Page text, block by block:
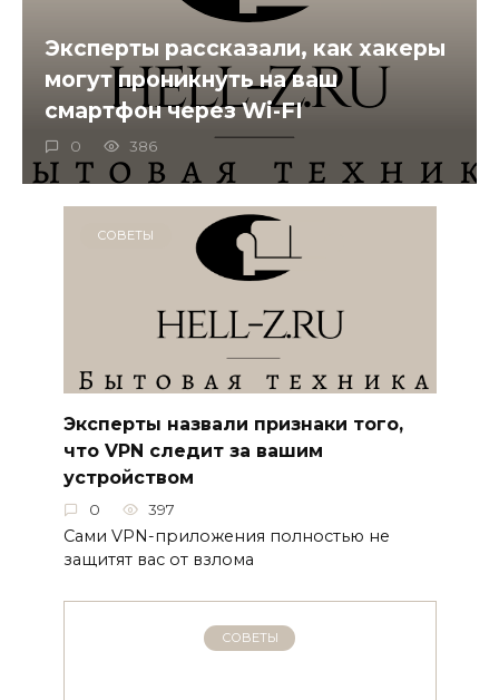
Эксперты рассказали, как хакеры
могут проникнуть на ваш
смартфон через Wi-FI
0 386
СОВЕТЫ
Эксперты назвали признаки того,
что VPN следит за вашим
устройством
0 397
Сами VPN-приложения полностью не
защитят вас от взлома
СОВЕТЫ